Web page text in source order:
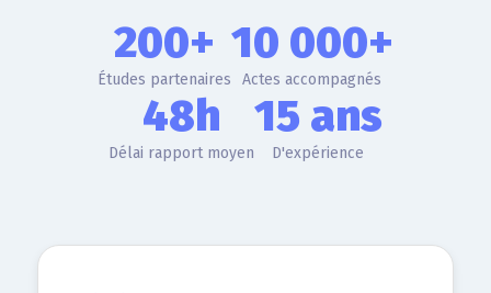
200+
Études partenaires
10 000+
Actes accompagnés
48h
Délai rapport moyen
15 ans
D'expérience